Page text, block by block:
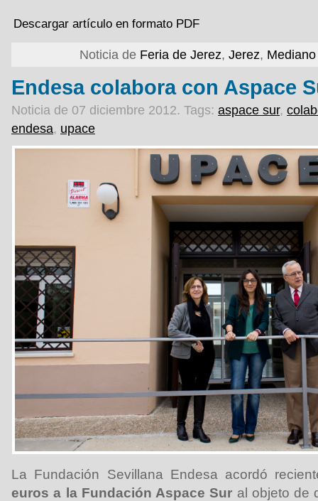
Descargar artículo en formato PDF
Noticia de Feria de Jerez, Jerez,
Endesa colabora con Aspace
Noticia de 07 diciembre 2012. Tags: aspace sur,
endesa, upace
La Fundación Sevillana Endesa acordó
euros a la Fundación Aspace Sur al objeto de